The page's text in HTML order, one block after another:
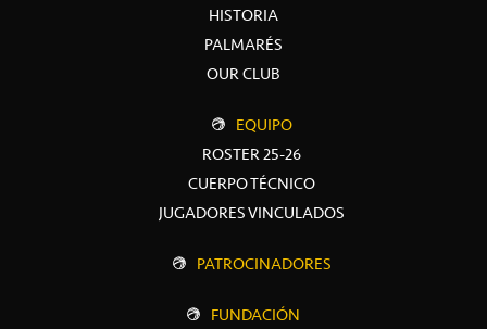
HISTORIA
PALMARÉS
OUR CLUB
EQUIPO
ROSTER 25-26
CUERPO TÉCNICO
JUGADORES VINCULADOS
PATROCINADORES
FUNDACIÓN